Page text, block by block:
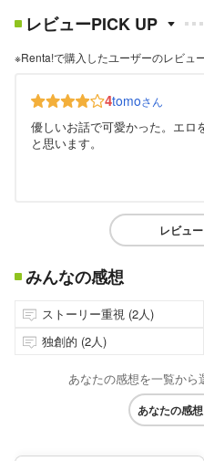
レビューPICK UP
※Renta!で購入したユーザーのレビュ
4tomoさん
優しいお話で可愛かった。エロ
と思います。
レビュ
みんなの感想
ストーリー重視 (2人)
独創的 (2人)
あなたの感想を一覧から
あなたの感